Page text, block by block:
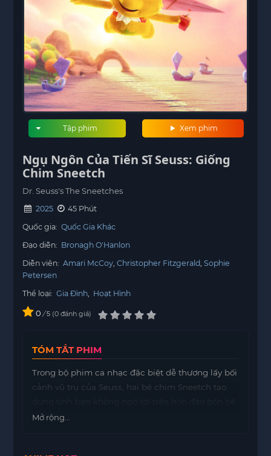
Xem phim
Tập phim
Ngụ Ngôn Của Tiến Sĩ Seuss: Giống
Chim Sneetch
Dr. Seuss's The Sneetches
2025
45 Phút
Quốc gia: Quốc Gia Khác
Đạo diễn: Bronagh O'Hanlon
Diễn viên: Amari McCoy Christopher Fitzgerald Sophie
Petersen
Thể loại: Gia Đình, Hoạt Hình
0 / 5 0 đánh giá
TÓM TẮT PHIM
Trong bộ phim ca nhạc đặc biệt dễ thương lấy bối
cảnh vũ trụ của Seuss, hai bé chim Sneetch tạo
là bãi biển.
Mở rộng...